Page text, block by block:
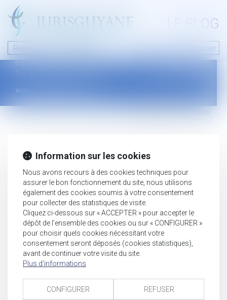
LE BLOG
Nous contacter
46 avenue de la liberté
B.P.315 - 97327 Cayenne Cedex
Tel : +594 594 29 45 35
www.jurisguyane.com
Mentions légales
Information sur les cookies
Nous avons recours à des cookies techniques pour
assurer le bon fonctionnement du site, nous utilisons
également des cookies soumis à votre consentement
pour collecter des statistiques de visite.
Cliquez ci-dessous sur « ACCEPTER » pour accepter le
dépôt de l'ensemble des cookies ou sur « CONFIGURER »
pour choisir quels cookies nécessitant votre
consentement seront déposés (cookies statistiques),
avant de continuer votre visite du site.
Plus d'informations
CONFIGURER REFUSER